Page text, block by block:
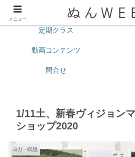
プロフィール
定期クラス
動画コンテンツ
問合せ
1/11土、新春ヴィジョン
ショップ2020
ヨガ・瞑想
メニュー